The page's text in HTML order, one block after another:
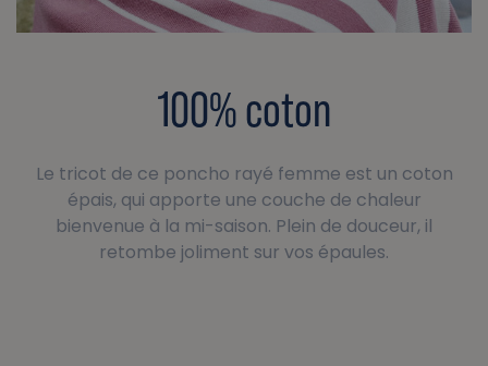
100% coton
Le tricot de ce poncho rayé femme est un coton
épais, qui apporte une couche de chaleur
bienvenue à la mi-saison. Plein de douceur, il
retombe joliment sur vos épaules.